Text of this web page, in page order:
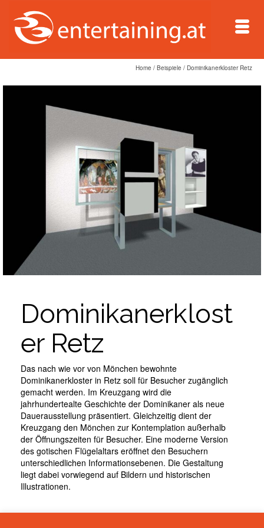
Home / Beispiele / Dominikanerkloster Retz
Dominikanerklost
er Retz
Das nach wie vor von Mönchen bewohnte
Dominikanerkloster in Retz soll für Besucher zugänglich
gemacht werden. Im Kreuzgang wird die
jahrhundertealte Geschichte der Dominikaner als neue
Dauerausstellung präsentiert. Gleichzeitig dient der
Kreuzgang den Mönchen zur Kontemplation außerhalb
der Öffnungszeiten für Besucher. Eine moderne Version
des gotischen Flügelaltars eröffnet den Besuchern
unterschiedlichen Informationsebenen. Die Gestaltung
liegt dabei vorwiegend auf Bildern und historischen
Illustrationen.